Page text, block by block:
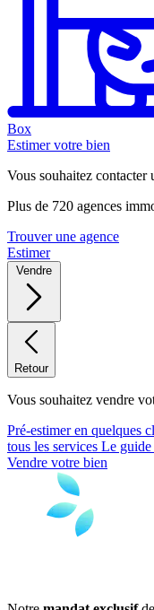
Box
Estimer votre bien
Vous souhaitez contacter
Plus de 720 agences
Trouver une agence
Estimer
Vendre
Retour
Vous souhaitez vendre
Pré-estimer en quelques
tous les services Le guide
Vendre votre bien